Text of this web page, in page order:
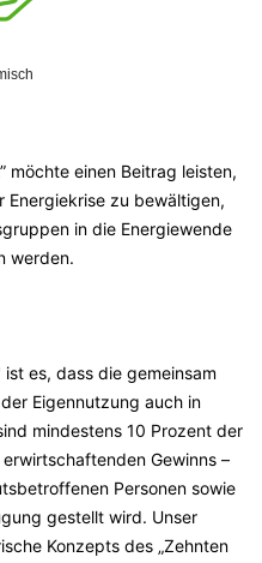
möchte einen Beitrag leisten,
Energiekrise zu bewältigen,
in die Energiewende
werden.
es, dass die gemeinsam
Eigennutzung auch in
mindestens 10 Prozent der
Gewinns –
Personen sowie
gestellt wird. Unser
Konzepts des „Zehnten